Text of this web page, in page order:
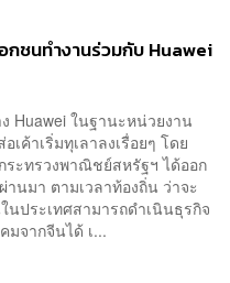
ชนทำงานร่วมกับ Huawei
Huawei ในฐานะหน่วยงาน
เค้าเริ่มทุเลาลงเรื่อยๆ โดย
ระทรวงพาณิชย์สหรัฐฯ ได้ออก
นมา ตามเวลาท้องถิ่น ว่าจะ
ประเทศสามารถดำเนินธุรกิจ
จากจีนได้ เ...